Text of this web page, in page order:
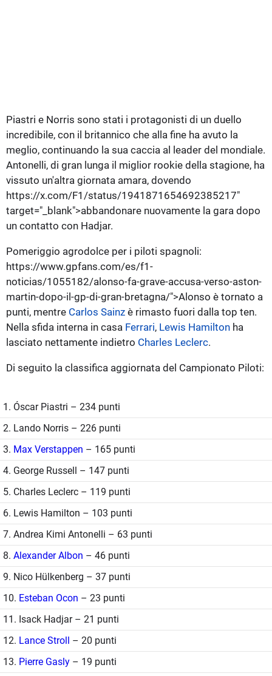
Piastri e Norris sono stati i protagonisti di un duello
incredibile, con il britannico che alla fine ha avuto la
meglio, continuando la sua caccia al leader del mondiale.
Antonelli, di gran lunga il miglior rookie della stagione, ha
vissuto un'altra giornata amara, dovendo
https://x.com/F1/status/1941871654692385217"
target="_blank">abbandonare nuovamente la gara dopo
un contatto con Hadjar.
Pomeriggio agrodolce per i piloti spagnoli:
https://www.gpfans.com/es/f1-
noticias/1055182/alonso-fa-grave-accusa-verso-aston-
martin-dopo-il-gp-di-gran-bretagna/">Alonso è tornato a
punti, mentre Carlos Sainz è rimasto fuori dalla top ten.
Nella sfida interna in casa Ferrari, Lewis Hamilton ha
lasciato nettamente indietro Charles Leclerc.
Di seguito la classifica aggiornata del Campionato Piloti:
1. Óscar Piastri – 234 punti
2. Lando Norris – 226 punti
3. Max Verstappen – 165 punti
4. George Russell – 147 punti
5. Charles Leclerc – 119 punti
6. Lewis Hamilton – 103 punti
7. Andrea Kimi Antonelli – 63 punti
8. Alexander Albon – 46 punti
9. Nico Hülkenberg – 37 punti
10. Esteban Ocon – 23 punti
11. Isack Hadjar – 21 punti
12. Lance Stroll – 20 punti
13. Pierre Gasly – 19 punti